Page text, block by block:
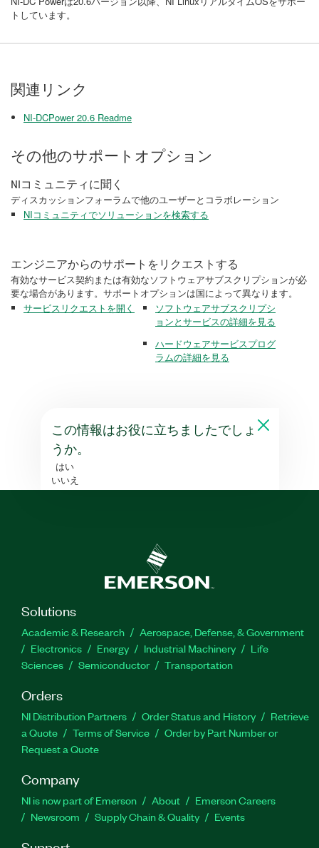
トしています。
関連リンク
NI-DCPower 20.6 Readme
その他のサポートオプション
NIコミュニティに聞く
ディスカッションフォーラムで他のユーザーとコラボレーション
NIコミュニティでソリューションを検索する
エンジニアからのサポートをリクエストする
有効なサービス契約または有効なソフトウェアサブスクリプションが必
要な場合があります。サポートオプションは国によって異なります。
サービスリクエストを開く
ソフトウェアサブスクリプシ
ョンとサービスの詳細を見る
ハードウェアサービスプログ
ラムの詳細を見る
この情報はお役に立ちましたでしょ
うか。
はい
いいえ
Solutions
Academic & Research
Aerospace, Defense, & Government
Electronics
Energy Industrial Machinery
Life
Sciences
Semiconductor Transportation
Orders
NI Distribution Partners Order Status and History
Retrieve
a Quote
Terms of Service
Order by Part Number or
Request a Quote
Company
NI is now part of Emerson About
Emerson Careers
Newsroom
Supply Chain & Quality Events